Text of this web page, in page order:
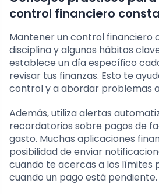
control financiero
Mantener un control financiero
disciplina y algunos hábitos
establece un día específico
revisar tus finanzas. Esto te
control y a abordar problemas
Además, utiliza alertas
recordatorios sobre pagos de
gasto. Muchas aplicaciones
posibilidad de enviar
cuando te acercas a los límites
cuando un pago está pendiente.